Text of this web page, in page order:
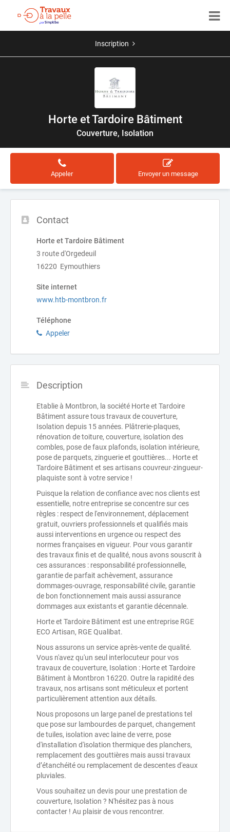
Inscription
Horte et Tardoire Bâtiment
Couverture, Isolation
Appeler Envoyer un message
Contact
Horte et Tardoire Bâtiment
3 route d'Orgedeuil
16220 Eymouthiers
Site internet
www.htb-montbron.fr
Téléphone
Appeler
Description
Etablie à Montbron, la société Horte et Tardoire
Bâtiment assure tous travaux de couverture,
Isolation depuis 15 années. Plâtrerie-plaques,
rénovation de toiture, couverture, isolation des
combles, pose de faux plafonds, isolation intérieure,
pose de parquets, zinguerie et gouttières... Horte et
Tardoire Bâtiment et ses artisans couvreur-zingueur-
plaquiste sont à votre service !
Puisque la relation de confiance avec nos clients est
essentielle, notre entreprise se concentre sur ces
règles : respect de l'environnement, déplacement
gratuit, ouvriers professionnels et qualifiés mais
aussi interventions en urgence ou respect des
normes françaises en vigueur. Pour vous garantir
des travaux finis et de qualité, nous avons souscrit à
ces assurances : responsabilité professionnelle,
garantie de parfait achèvement, assurance
dommages-ouvrage, responsabilité civile, garantie
de bon fonctionnement mais aussi assurance
dommages aux existants et garantie décennale.
Horte et Tardoire Bâtiment est une entreprise RGE
ECO Artisan, RGE Qualibat.
Nous assurons un service après-vente de qualité.
Vous n'avez qu'un seul interlocuteur pour vos
travaux de couverture, Isolation : Horte et Tardoire
Bâtiment à Montbron 16220. Outre la rapidité des
travaux, nos artisans sont méticuleux et portent
particulièrement attention aux détails.
Nous proposons un large panel de prestations tel
que pose sur lambourdes de parquet, changement
de tuiles, isolation avec laine de verre, pose
d'installation d'isolation thermique des planchers,
remplacement des gouttières mais aussi travaux
d’étanchéité ou remplacement de descentes d'eaux
pluviales.
Vous souhaitez un devis pour une prestation de
couverture, Isolation ? N'hésitez pas à nous
contacter ! Au plaisir de vous rencontrer.